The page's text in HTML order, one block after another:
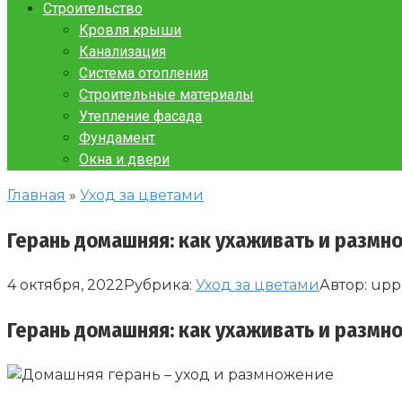
Строительство
Кровля крыши
Канализация
Система отопления
Строительные материалы
Утепление фасада
Фундамент
Окна и двери
Главная » Уход за цветами
Герань домашняя: как ухаживать и
4 октября, 2022Рубрика: Уход за цветамиАвтор: upp
Герань домашняя: как ухаживать и